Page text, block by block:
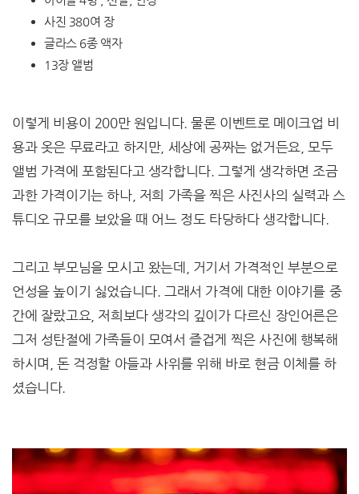
사진 380여 장
글라스 6종 액자
13장 앨범
이렇게 비용이 200만 원입니다. 물론 이벤트로 메이크업 비
용과 옷은 무료라고 하지만, 세상에 공짜는 없거든요, 모두
앨범 가격에 포함된다고 생각합니다. 그렇게 생각하면 조금
과한 가격이기는 하나, 저희 가족을 찍은 사진사의 실력과 스
튜디오 규모를 보았을 때 어느 정도 타당하다 생각합니다.
그리고 부모님을 모시고 왔는데, 거기서 가격적인 부분으로
언성을 높이기 싫었습니다. 그래서 가격에 대한 이야기를 중
간에 잘랐고요, 저희보다 생각의 깊이가 다르신 장인어른은
그저 성탄절에 가족들이 모여서 즐겁게 찍은 사진에 행복해
하시며, 돈 걱정할 아들과 사위를 위해 바로 현금 이체를 하
셨습니다.